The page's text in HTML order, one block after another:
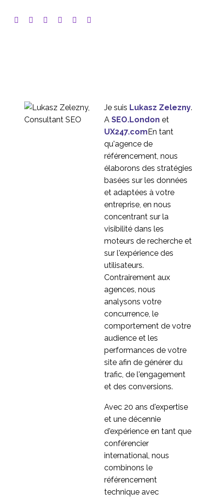
Je suis Lukasz Zelezny.
A SEO.London et
UX247.comEn tant
qu'agence de
référencement, nous
élaborons des stratégies
basées sur les données
et adaptées à votre
entreprise, en nous
concentrant sur la
visibilité dans les
moteurs de recherche et
sur l'expérience des
utilisateurs.
Contrairement aux
agences, nous
analysons votre
concurrence, le
comportement de votre
audience et les
performances de votre
site afin de générer du
trafic, de l'engagement
et des conversions.
Avec 20 ans d'expertise
et une décennie
d'expérience en tant que
conférencier
international, nous
combinons le
référencement
technique avec